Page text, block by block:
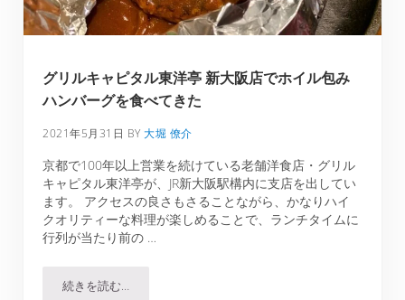
グリルキャピタル東洋亭 新大阪店でホイル包み
ハンバーグを食べてきた
2021年5月31日 BY大堀 僚介
京都で100年以上営業を続けている老舗洋食店・グリル
キャピタル東洋亭が、JR新大阪駅構内に支店を出してい
ます。 アクセスの良さもさることながら、かなりハイ
クオリティーな料理が楽しめることで、ランチタイムに
行列が当たり前の …
続きを読む…グリルキャピタル東洋亭 新大阪店でホイル包みハンバー